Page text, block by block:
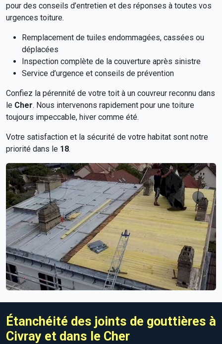
pour des conseils d’entretien et des réponses à toutes vos
urgences toiture.
Remplacement de tuiles endommagées, cassées ou
déplacées
Inspection complète de la couverture après sinistre
Service d’urgence et conseils de prévention
Confiez la pérennité de votre toit à un couvreur reconnu dans
le Cher. Nous intervenons rapidement pour une toiture
toujours impeccable, hiver comme été.
Votre satisfaction et la sécurité de votre habitat sont notre
priorité dans le 18.
Étanchéité des joints de gouttières à
Civray et dans le Cher